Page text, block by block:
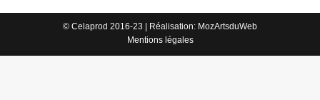
© Celaprod 2016-23 | Réalisation: MozArtsduWeb
Mentions légales